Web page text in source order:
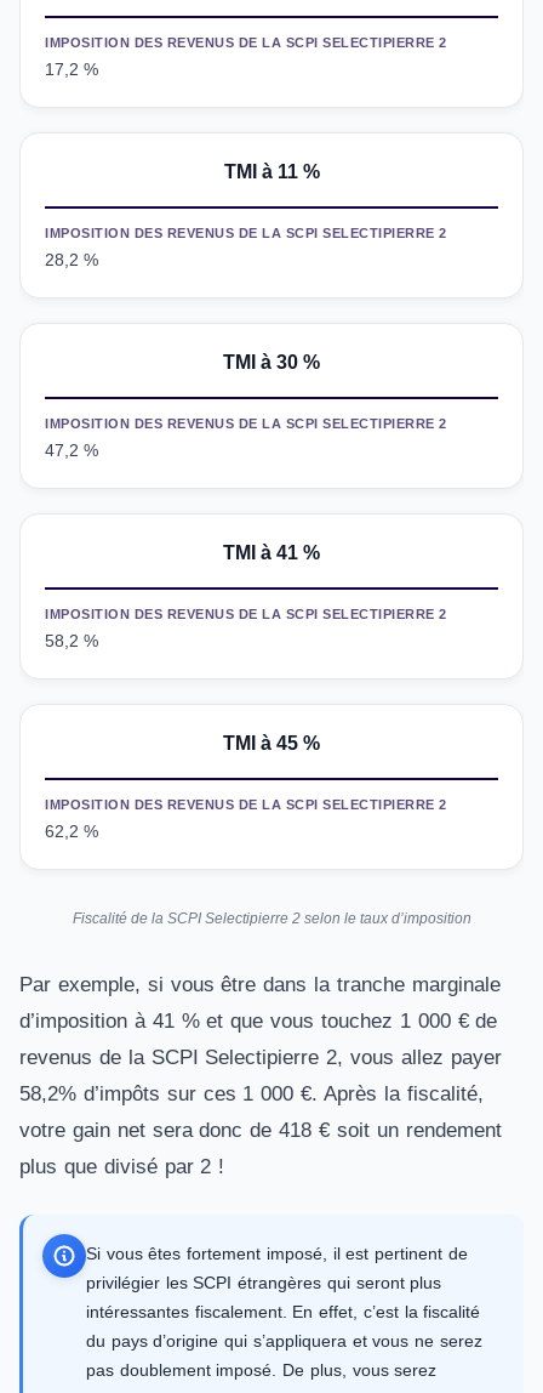
IMPOSITION DES REVENUS DE LA SCPI SELECTIPIERRE 2
17,2 %
TMI à 11 %
IMPOSITION DES REVENUS DE LA SCPI SELECTIPIERRE 2
28,2 %
TMI à 30 %
IMPOSITION DES REVENUS DE LA SCPI SELECTIPIERRE 2
47,2 %
TMI à 41 %
IMPOSITION DES REVENUS DE LA SCPI SELECTIPIERRE 2
58,2 %
TMI à 45 %
IMPOSITION DES REVENUS DE LA SCPI SELECTIPIERRE 2
62,2 %
Fiscalité de la SCPI Selectipierre 2 selon le taux d’imposition
Par exemple, si vous être dans la tranche marginale
d’imposition à 41 % et que vous touchez 1 000 € de
revenus de la SCPI Selectipierre 2, vous allez payer
58,2% d’impôts sur ces 1 000 €. Après la fiscalité,
votre gain net sera donc de 418 € soit un rendement
plus que divisé par 2 !
Si vous êtes fortement imposé, il est pertinent de
privilégier les SCPI étrangères qui seront plus
intéressantes fiscalement. En effet, c’est la fiscalité
du pays d’origine qui s’appliquera et vous ne serez
pas doublement imposé. De plus, vous serez